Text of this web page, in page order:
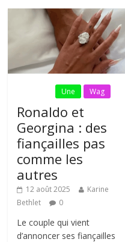
Une Wag
Ronaldo et
Georgina : des
fiançailles pas
comme les
autres
12 août 2025
Karine
Bethlet
0
Le couple qui vient
d’annoncer ses fiançailles